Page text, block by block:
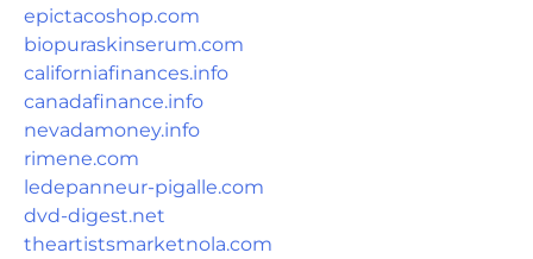
epictacoshop.com
biopuraskinserum.com
californiafinances.info
canadafinance.info
nevadamoney.info
rimene.com
ledepanneur-pigalle.com
dvd-digest.net
theartistsmarketnola.com